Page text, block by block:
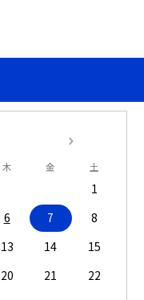
木 金 土
1
6 7
8
13 14
15
20 21
22